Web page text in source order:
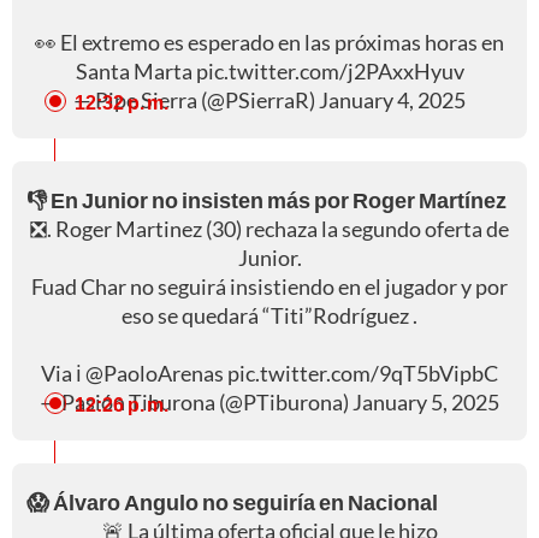
👀 El extremo es esperado en las próximas horas en
Santa Marta pic.twitter.com/j2PAxxHyuv
— Pipe Sierra (@PSierraR) January 4, 2025
12:32 p. m.
👎 En Junior no insisten más por Roger Martínez
❎. Roger Martinez (30) rechaza la segundo oferta de
Junior.
Fuad Char no seguirá insistiendo en el jugador y por
eso se quedará “Titi”Rodríguez .
Via ℹ️@PaoloArenas pic.twitter.com/9qT5bVipbC
— Pasión Tiburona (@PTiburona) January 5, 2025
12:26 p. m.
😱 Álvaro Angulo no seguiría en Nacional
🚨 La última oferta oficial que le hizo